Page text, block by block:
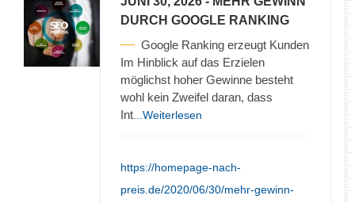
DURCH GOOGLE RANKING
Google Ranking erzeugt Kunden
Im Hinblick auf das Erzielen
möglichst hoher Gewinne besteht
wohl kein Zweifel daran, dass
Int ...Weiterlesen
https://homepage-nach-
preis.de/2020/06/30/mehr-gewinn-